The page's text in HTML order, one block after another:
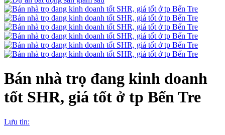
Bán nhà trọ đang kinh doanh
tốt SHR, giá tốt ở tp Bến Tre
Lưu tin: